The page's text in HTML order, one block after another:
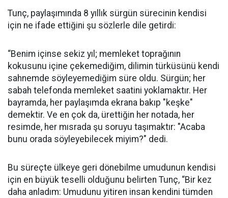
Tunç, paylaşımında 8 yıllık sürgün sürecinin kendisi
için ne ifade ettiğini şu sözlerle dile getirdi:
“Benim içinse sekiz yıl; memleket toprağının
kokusunu içine çekemediğim, dilimin türküsünü kendi
sahnemde söyleyemediğim süre oldu. Sürgün; her
sabah telefonda memleket saatini yoklamaktır. Her
bayramda, her paylaşımda ekrana bakıp "keşke"
demektir. Ve en çok da, ürettiğin her notada, her
resimde, her mısrada şu soruyu taşımaktır: "Acaba
bunu orada söyleyebilecek miyim?" dedi.
Bu süreçte ülkeye geri dönebilme umudunun kendisi
için en büyük teselli olduğunu belirten Tunç, “Bir kez
daha anladım: Umudunu yitiren insan kendini tümden